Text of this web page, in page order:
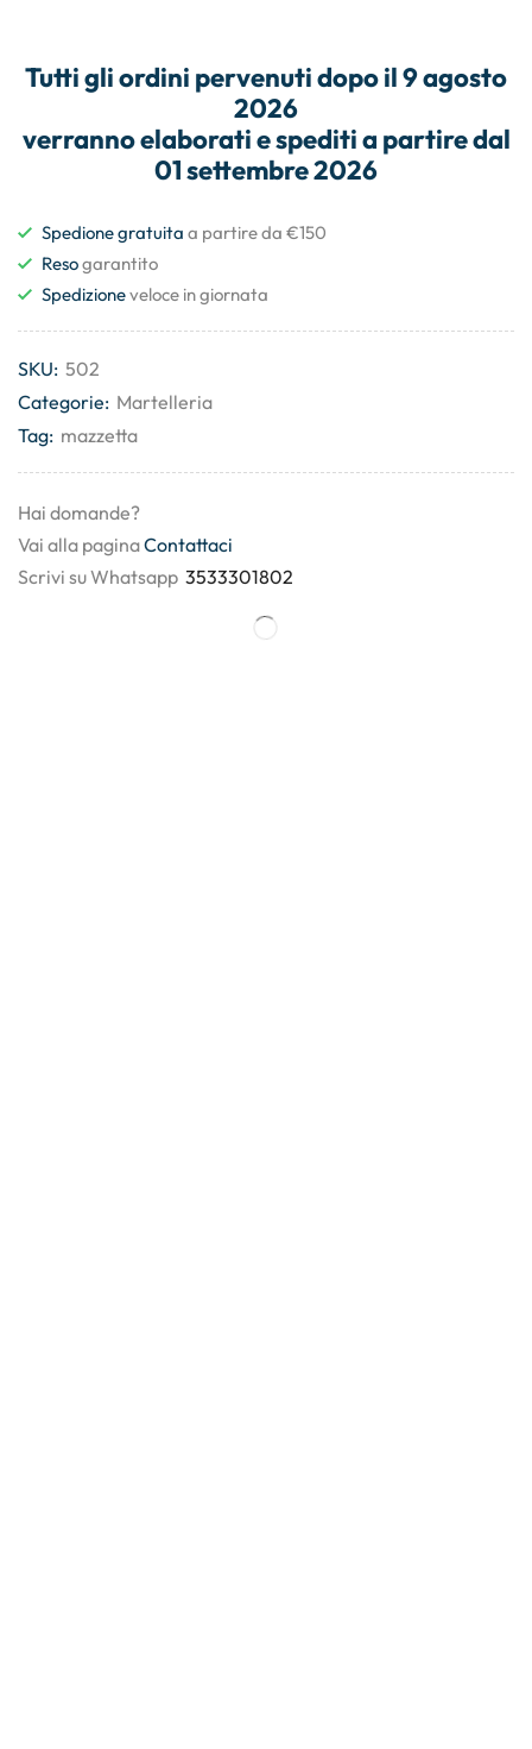
Tutti gliordini pervenuti dopo il9 agosto
2026
verranno elaborati espeditia partire dal
01 settembre 2026
Spedione gratuita a partire da €150
Resogarantito
Spedizioneveloce in giornata
SKU: 502
Categorie: Martelleria
Tag: mazzetta
Hai domande?
Vai alla paginaContattaci
Scrivi su Whatsapp 3533301802